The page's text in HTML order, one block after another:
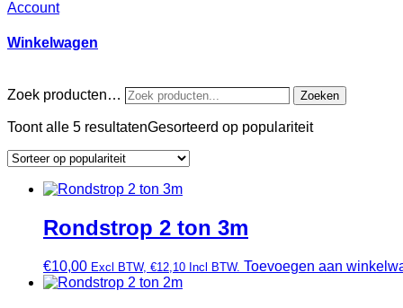
Account
Winkelwagen
Zoek producten… Zoeken
Toont alle 5 resultatenGesorteerd op populariteit
Rondstrop 2 ton 3m
€10,00 Excl BTW, €12,10 Incl BTW. Toevoegen aan